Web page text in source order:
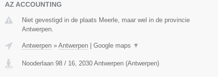
AZ ACCOUNTING
Niet gevestigd in de plaats Meerle, maar wel in de provincie
Antwerpen.
Antwerpen » Antwerpen Google maps ▼
Nooderlaan 98 / 16, 2030 Antwerpen (Antwerpen)